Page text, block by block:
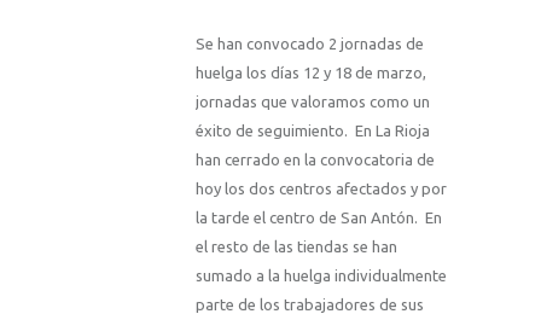
Se han convocado 2 jornadas de
huelga los días 12 y 18 de marzo,
jornadas que valoramos como un
éxito de seguimiento. En La Rioja
han cerrado en la convocatoria de
hoy los dos centros afectados y por
la tarde el centro de San Antón. En
el resto de las tiendas se han
sumado a la huelga individualmente
parte de los trabajadores de sus